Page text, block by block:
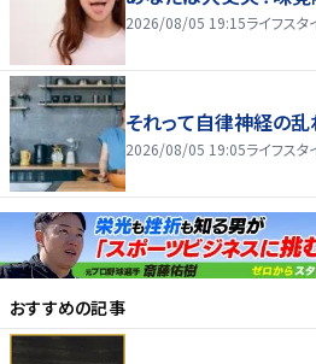
2026/08/05 19:15ライフスタ
それって自律神経の乱
2026/08/05 19:05ライフスタ
おすすめの記事